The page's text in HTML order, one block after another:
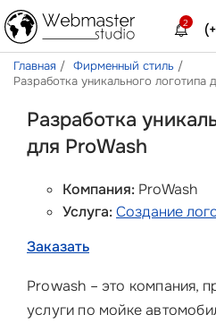
2
Главная
Фирменный стиль
Разработка уникального логотипа
Разработка
для ProWash
Компания: ProWash
Услуга:Создание
Заказать
Prowash – это компания,
услуги по мойке